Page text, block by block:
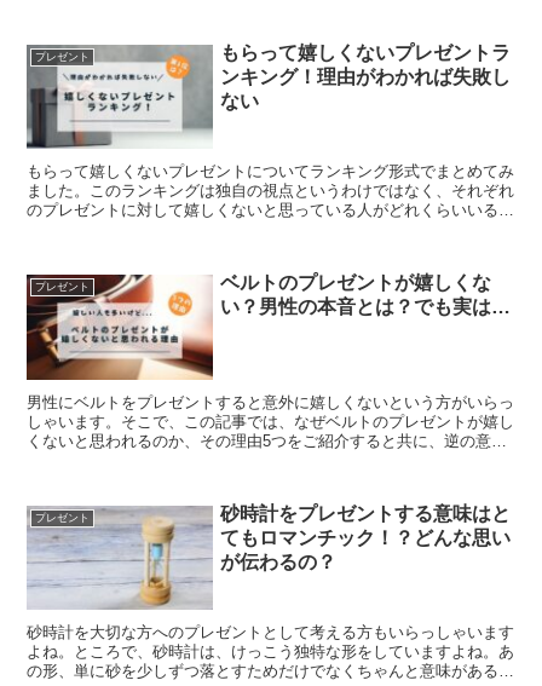
プレゼント
もらって嬉しくないプレゼントラ
ンキング！理由がわかれば失敗し
ない
もらって嬉しくないプレゼントについてランキング形式でまとめてみ
ました。このランキングは独自の視点というわけではなく、それぞれ
のプレゼントに対して嬉しくないと思っている人がどれくらいいるの
プレゼント
ベルトのプレゼントが嬉しくな
い？男性の本音とは？でも実は…
男性にベルトをプレゼントすると意外に嬉しくないという方がいらっ
しゃいます。そこで、この記事では、なぜベルトのプレゼントが嬉し
くないと思われるのか、その理由5つをご紹介すると共に、逆の意見
プレゼント
砂時計をプレゼントする意味はと
てもロマンチック！？どんな思い
が伝わるの？
砂時計を大切な方へのプレゼントとして考える方もいらっしゃいます
よね。ところで、砂時計は、けっこう独特な形をしていますよね。あ
の形、単に砂を少しずつ落とすためだけでなくちゃんと意味があるっ